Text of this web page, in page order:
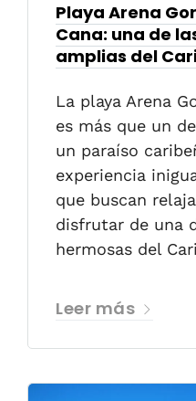
Playa Arena
Cana: una de
amplias del
La playa Arena
es más que un
un paraíso
experiencia
que buscan
disfrutar de una
hermosas del
Leer más